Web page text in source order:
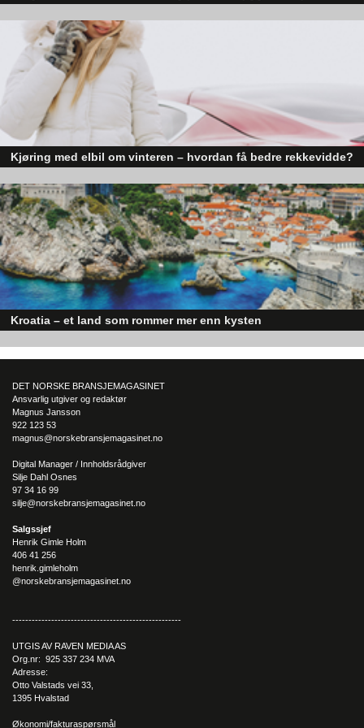
skaper optimisme på tvers av ulike sektorer. Byggebransjen er spesielt
posisjonert til å dra nytte av denne økonomiske oppgangen.
Kjøring med elbil om vinteren – hvordan få bedre rekkevidde?
utfordrende vinterforhold kan være en utfordring.
Kroatia – et land som rommer mer enn kysten
DET NORSKE BRANSJEMAGASINET
Ansvarlig utgiver og redaktør
Magnus Jansson
922 123 53
magnus@norskebransjemagasinet.no
Digital Manager / Innholdsrådgiver
Silje Dahl Osnes
97 34 16 99
silje@norskebransjemagasinet.no
Salgssjef
Henrik Gimle Holm
406 41 256
henrik.gimleholm
@norskebransjemagasinet.no
----------------------------------------------------
UTGIS AV RAVEN MEDIA AS
Org.nr: 925 337 234 MVA
Adresse:
Otto Valstads vei 33,
1395 Hvalstad
Økonomi/fakturaspørsmål